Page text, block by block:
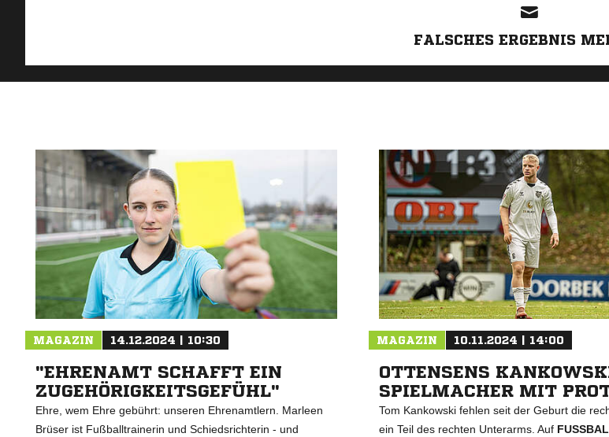
FALSCHES ERGEBNIS
MAGAZIN 14.12.2024 | 10:30
"EHRENAMT SCHAFFT EIN
ZUGEHÖRIGKEITSGEFÜHL"
Ehre, wem Ehre gebührt: unseren Ehrenamtlern. Marleen
Brüser ist Fußballtrainerin und Schiedsrichterin - und
MAGAZIN 10.11.2024 | 14:00
OTTENSENS
SPIELMACHER MIT
Tom Kankowski fehlen seit der Geburt die
ein Teil des rechten Unterarms. Auf